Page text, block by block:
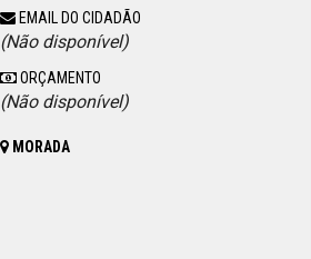
EMAIL DO CIDADÃO
(Não disponível)
ORÇAMENTO
(Não disponível)
MORADA